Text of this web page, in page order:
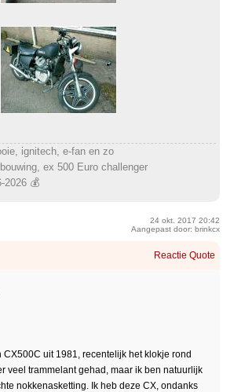
ignitech, e-fan en zo
ex 500 Euro challenger
2026 💰
24 okt. 2017 20:42
Aangepast door: brinkcx
Reactie Quote
CX500C uit 1981, recentelijk het klokje rond
veel trammelant gehad, maar ik ben natuurlijk
nokkenasketting. Ik heb deze CX, ondanks